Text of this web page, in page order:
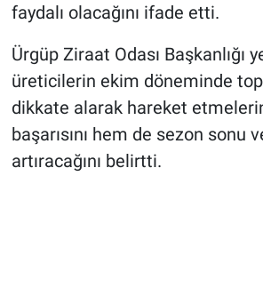
faydalı olacağını ifade etti.
Ürgüp Ziraat Odası Başkanlığı
üreticilerin ekim döneminde
dikkate alarak hareket
başarısını hem de sezon sonu
artıracağını belirtti.